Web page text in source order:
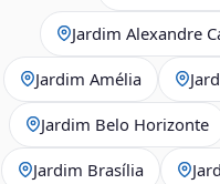
Jardim Alexandre
Jardim Amélia
Jardim Belo Horizonte
Jardim Brasília